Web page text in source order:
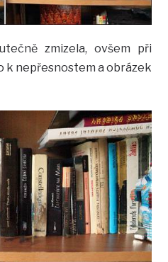
zmizela, ovšem při
k nepřesnostem a obrázek